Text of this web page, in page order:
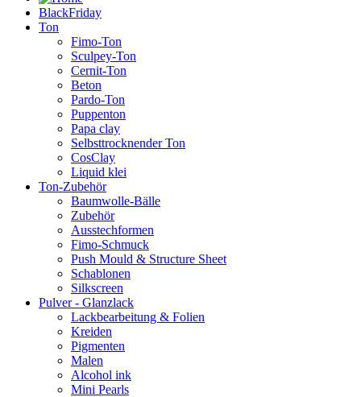
BlackFriday
Ton
Fimo-Ton
Sculpey-Ton
Cernit-Ton
Beton
Pardo-Ton
Puppenton
Papa clay
Selbsttrocknender Ton
CosClay
Liquid klei
Ton-Zubehör
Baumwolle-Bälle
Zubehör
Ausstechformen
Fimo-Schmuck
Push Mould & Structure Sheet
Schablonen
Silkscreen
Pulver - Glanzlack
Lackbearbeitung & Folien
Kreiden
Pigmenten
Malen
Alcohol ink
Mini Pearls